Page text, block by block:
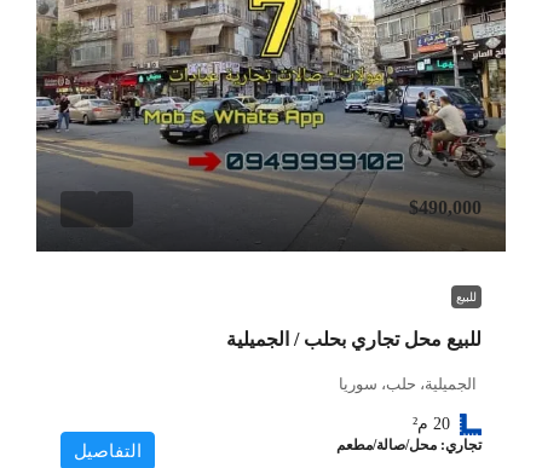
$490,000
للبيع
للبيع محل تجاري بحلب / الجميلية
الجميلية، حلب، سوريا
20 م²
تجاري: محل/صالة/مطعم التفاصيل